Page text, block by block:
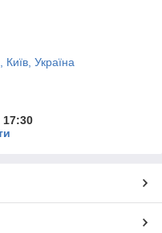
Київ, Україна
17:30